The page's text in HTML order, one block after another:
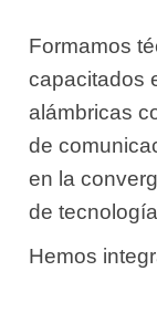
Formamos
capacitados
alámbricas
de
en la
de
Hemos